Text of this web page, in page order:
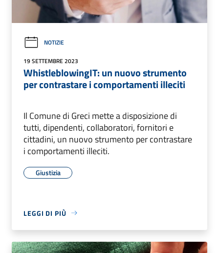
NOTIZIE
19 SETTEMBRE 2023
WhistleblowingIT: un nuovo strumento
per contrastare i comportamenti illeciti
Il Comune di Greci mette a disposizione di
tutti, dipendenti, collaboratori, fornitori e
cittadini, un nuovo strumento per contrastare
i comportamenti illeciti.
Giustizia
LEGGI DI PIÙ